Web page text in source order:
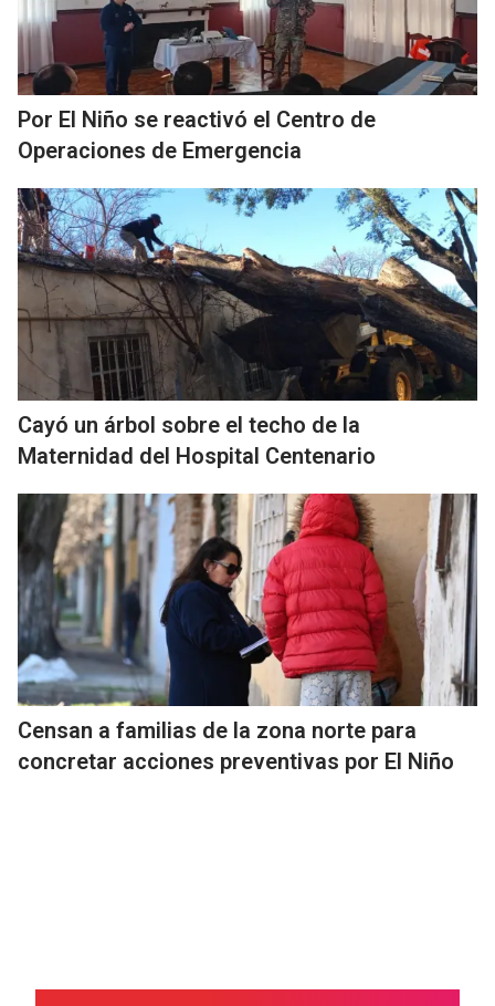
Por El Niño se reactivó el Centro de
Operaciones de Emergencia
Cayó un árbol sobre el techo de la
Maternidad del Hospital Centenario
Censan a familias de la zona norte para
concretar acciones preventivas por El Niño